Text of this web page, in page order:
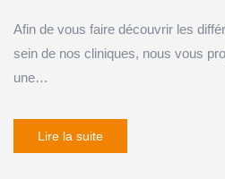
Afin de vous faire découvrir les
sein de nos cliniques, nous vous
une…
Lire la suite